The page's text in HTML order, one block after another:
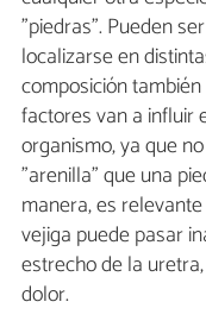
"piedras". Pueden
localizarse en
composición
factores van a influir
organismo, ya que
"arenilla" que una
manera, es
vejiga puede pasar
estrecho de la
dolor.